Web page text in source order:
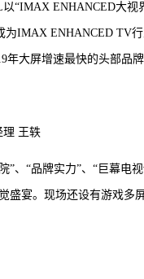
“IMAX ENHANCED大视
为IMAX ENHANCED TV
大屏增速最快的头部品牌
理 王轶
、“品牌实力”、“巨幕电视
盛宴。现场还设有游戏多